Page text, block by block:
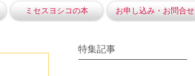
ミセスヨシコの本 お申し込み・お問合せ
特集記事